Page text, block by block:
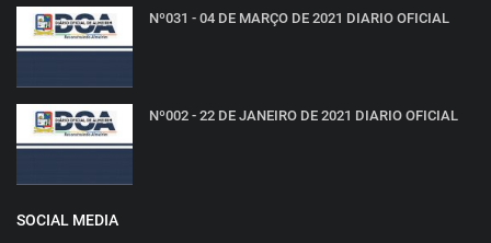
Nº031 - 04 DE MARÇO DE 2021 DIARIO OFICIAL
Nº002 - 22 DE JANEIRO DE 2021 DIARIO OFICIAL
SOCIAL MEDIA